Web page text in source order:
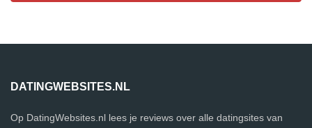
DATINGWEBSITES.NL
Op DatingWebsites.nl lees je reviews over alle datingsites van